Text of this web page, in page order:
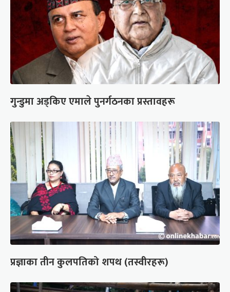
गुन्डुमा अड्किए एमाले पुनर्गठनका प्रस्तावहरू
प्रज्ञाका तीन कुलपतिको शपथ (तस्वीरहरू)